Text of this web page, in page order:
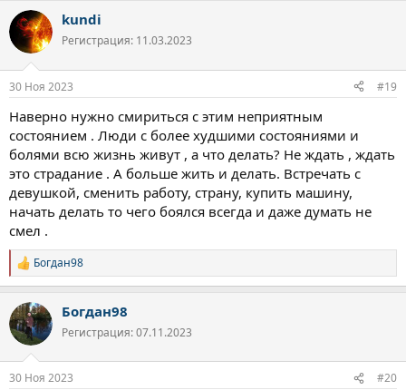
момент. Какие мысли Вас посещали? Или может Вы сейчас в
этом состоянии, тогда что Вы думаете об этом всём. Ещё может
кто-то посоветует литературу или что-то подобное, что бы
лучше понять себя и эту проблему. Я понимаю, что это
реальная проблема и не шутки, хочется поработать над собой,
лучше понять себя. Как то решать эту проблему мирно с самим
собой потому, что бездействовать тоже очень тяжело, а
воевать я не хочу, лучше идти дипломатическим путём.
Делитесь своими мыслями, если мне ещё, что-то придёт в
голову, я ещё напишу
к
ц
и
kundi
Регистрация: 11.03.2023
30 Ноя 2023 #19
Наверно нужно смириться с этим неприятным
состоянием . Люди с более худшими состояниями и
болями всю жизнь живут , а что делать? Не ждать , ждать
это страдание . А больше жить и делать. Встречать с
девушкой, сменить работу, страну, купить машину,
начать делать то чего боялся всегда и даже думать не
смел .
Р
е
к
ц
и
Богдан98
Богдан98
Регистрация: 07.11.2023
30 Ноя 2023 #20